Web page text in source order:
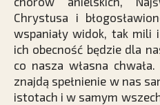
Chrystusa i
wspaniały widok, tak mili
ich obecność będzie dla
co nasza własna
znajdą spełnienie w nas
istotach i w samym